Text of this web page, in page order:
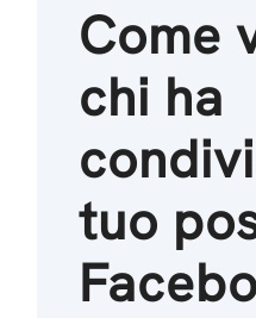
Come
chi ha
tuo